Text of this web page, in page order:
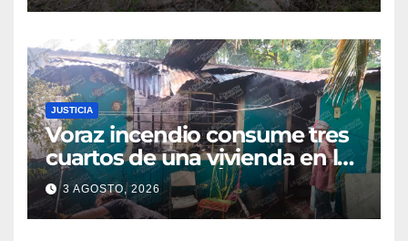
JUSTICIA
Voraz incendio consume tres
cuartos de una vivienda en la
colonia Manuel Ávila
Camacho
3 AGOSTO, 2026